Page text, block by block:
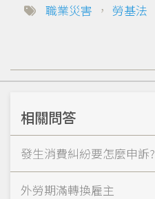
職業災害 ， 勞基法
相關問答
發生消費糾紛要怎麼申訴?
外勞期滿轉換雇主